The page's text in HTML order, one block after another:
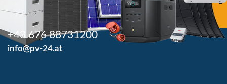
+43 676 88731200
info@pv-24.at